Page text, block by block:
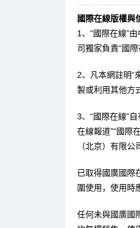
國際在線版權與
1、“國際在線”
司獨家負責“國際
2、凡本網註明“
製或利用其他方
3、“國際在線”
在線報道”“國際
（北京）有限公
已取得國廣國際
圍使用，使用時
任何未與國廣國